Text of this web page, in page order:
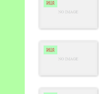
雑談
雑談